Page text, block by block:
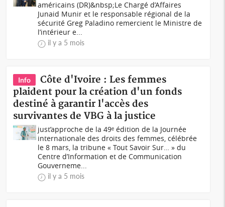
américains (DR)&nbsp;Le Chargé d’Affaires
Junaid Munir et le responsable régional de la
sécurité Greg Paladino remercient le Ministre de
l’intérieur e...
il y a 5 mois
Info
Côte d'Ivoire : Les femmes
plaident pour la création d'un fonds
destiné à garantir l'accès des
survivantes de VBG à la justice
just’approche de la 49ᵉ édition de la Journée
internationale des droits des femmes, célébrée
le 8 mars, la tribune « Tout Savoir Sur… » du
Centre d’Information et de Communication
Gouverneme...
il y a 5 mois